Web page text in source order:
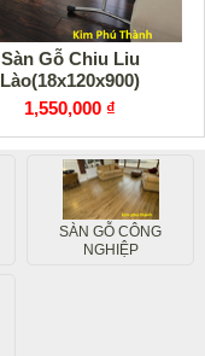
Sàn Gỗ Chiu Liu
Lào(18x120x900)
1,550,000 ₫
SÀN GỖ CÔNG
NGHIỆP